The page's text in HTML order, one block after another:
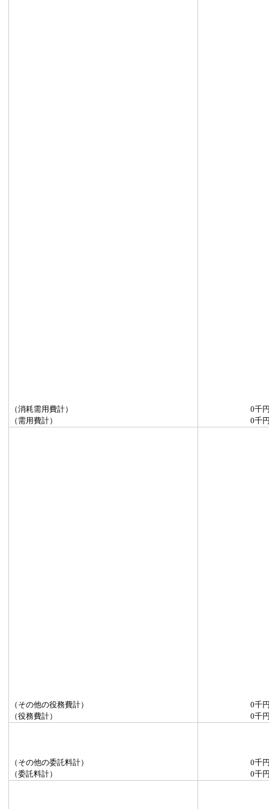
（消耗需用費計）
0千
（需用費計）
0千
（その他の役務費計）
0千
（役務費計）
0千
（その他の委託料計）
0千
（委託料計）
0千